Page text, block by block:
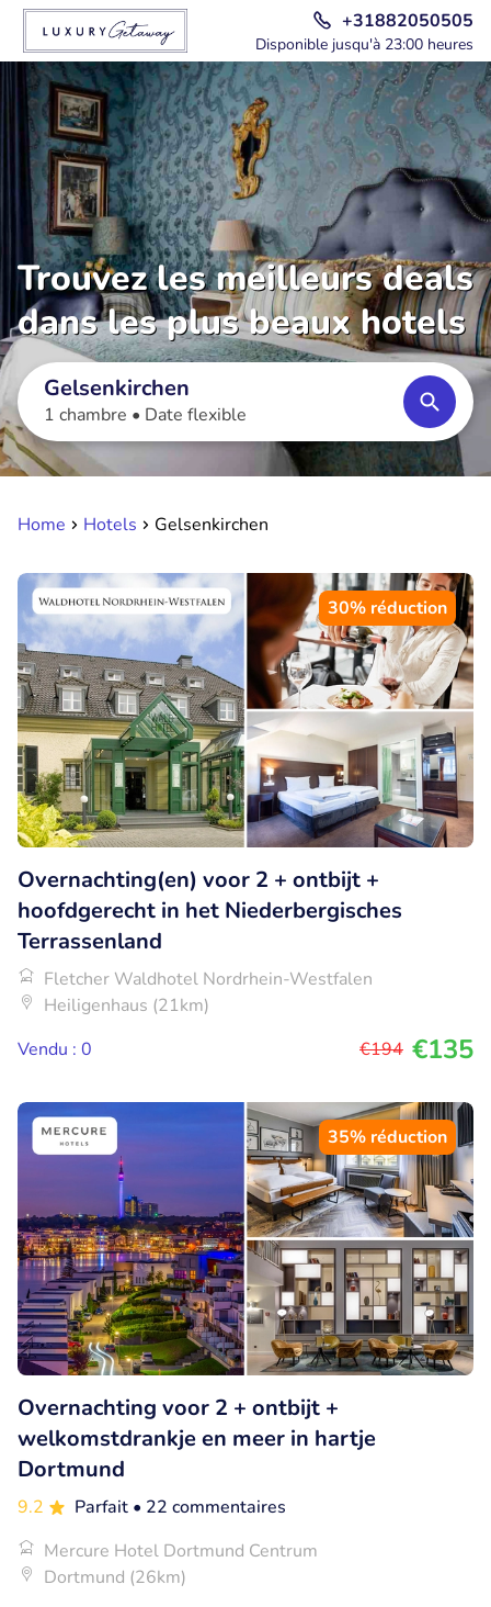
+31882050505
Disponible jusqu'à 23:00 heures
Trouvez les meilleurs deals
dans les plus beaux hotels
Gelsenkirchen
1 chambre • Date flexible
Home Hotels Gelsenkirchen
30% réduction
Overnachting(en) voor 2 + ontbijt +
hoofdgerecht in het Niederbergisches
Terrassenland
Fletcher Waldhotel Nordrhein-Westfalen
Heiligenhaus (21km)
Vendu : 0
€194 €135
35% réduction
Overnachting voor 2 + ontbijt +
welkomstdrankje en meer in hartje
Dortmund
9.2 Parfait • 22 commentaires
Mercure Hotel Dortmund Centrum
Dortmund (26km)